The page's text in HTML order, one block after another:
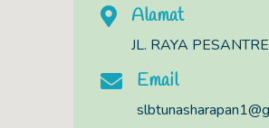
Alamat
JL. RAYA
Email